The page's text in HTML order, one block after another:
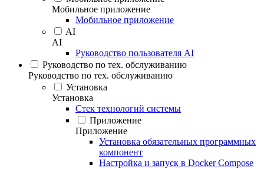
Мобильное приложение
Мобильное приложение
AI
AI
Руководство пользователя AI
Руководство по тех. обслуживанию
Руководство по тех. обслуживанию
Установка
Установка
Стек технологий системы
Приложение
Приложение
Установка обязательных программных
компонент
Настройка и запуск в Docker Compose